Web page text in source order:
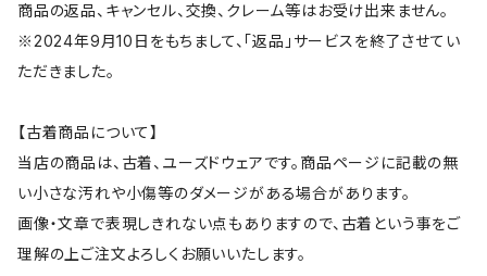
商品の返品、キャンセル、交換、クレーム等はお受け出来ません。
※2024年9月10日をもちまして、「返品」サービスを終了させてい
ただきました。
【古着商品について】
当店の商品は、古着、ユーズドウェアです。商品ページに記載の無
い小さな汚れや小傷等のダメージがある場合があります。
画像・文章で表現しきれない点もありますので、古着という事をご
理解の上ご注文よろしくお願いいたします。